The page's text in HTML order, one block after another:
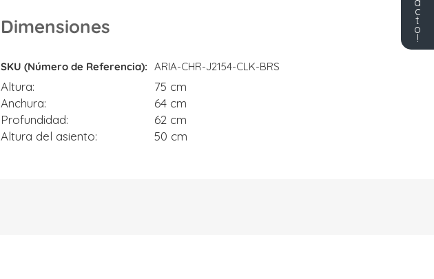
Dimensiones
Dimensiones
SKU (Número de Referencia) ARIA-CHR-J2154-CLK-BRS
Altura
75 cm
Anchura
64 cm
Profundidad
62 cm
Altura del asiento
50 cm
c
t
o
!